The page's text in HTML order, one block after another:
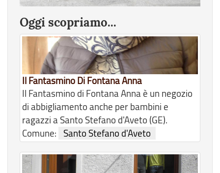
Oggi scopriamo...
Il Fantasmino Di Fontana Anna
Il Fantasmino di Fontana Anna è un negozio
di abbigliamento anche per bambini e
ragazzi a Santo Stefano d'Aveto (GE).
Comune:
Santo Stefano d'Aveto